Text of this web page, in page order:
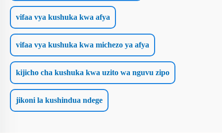
vifaa vya kushuka kwa afya
vifaa vya kushuka kwa michezo ya afya
kijicho cha kushuka kwa uzito wa nguvu zipo
jikoni la kushindua ndege